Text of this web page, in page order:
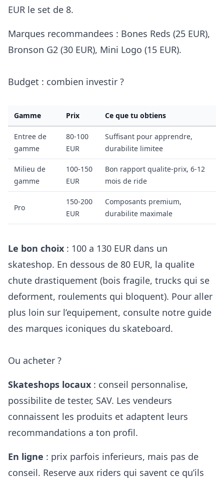
EUR le set de 8.
Marques recommandees : Bones Reds (25 EUR),
Bronson G2 (30 EUR), Mini Logo (15 EUR).
Budget : combien investir ?
Gamme Prix Ce que tu obtiens
Entree de
gamme
80-100
EUR
Suffisant pour apprendre,
durabilite limitee
Milieu de
gamme
100-150
EUR
Bon rapport qualite-prix, 6-12
mois de ride
Pro
150-200
EUR
Composants premium,
durabilite maximale
Le bon choix : 100 a 130 EUR dans un
skateshop. En dessous de 80 EUR, la qualite
chute drastiquement (bois fragile, trucks qui se
deforment, roulements qui bloquent). Pour aller
plus loin sur l’equipement, consulte notre guide
des marques iconiques du skateboard.
Ou acheter ?
Skateshops locaux : conseil personnalise,
possibilite de tester, SAV. Les vendeurs
connaissent les produits et adaptent leurs
recommandations a ton profil.
En ligne : prix parfois inferieurs, mais pas de
conseil. Reserve aux riders qui savent ce qu’ils